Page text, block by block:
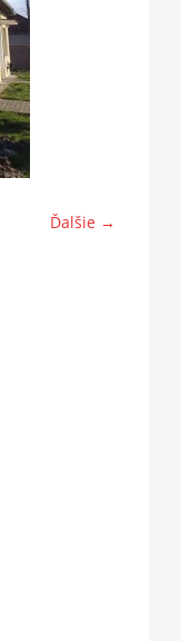
Ďalšie →